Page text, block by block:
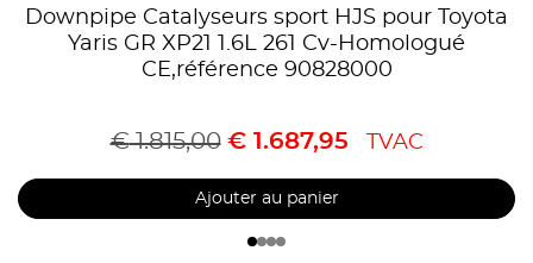
Downpipe Catalyseurs sport HJS pour Toyota
Yaris GR XP21 1.6L 261 Cv-Homologué
CE,référence 90828000
€1.815,00 €1.687,95 TVAC
Ajouter au panier